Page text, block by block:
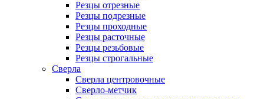
Резцы отрезные
Резцы подрезные
Резцы проходные
Резцы расточные
Резцы резьбовые
Резцы строгальные
Сверла
Сверла центровочные
Сверло-метчик